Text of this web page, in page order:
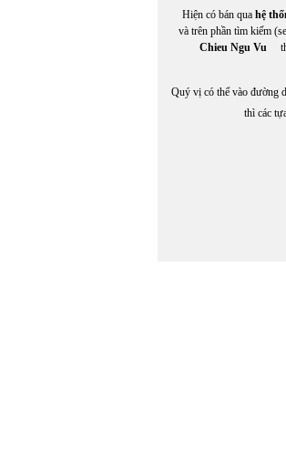
Hiện có bán qua hệ
và trên phần tìm kiếm
Chieu Ngu Vu thì
Quý vị có thể vào đường
thì các tựa